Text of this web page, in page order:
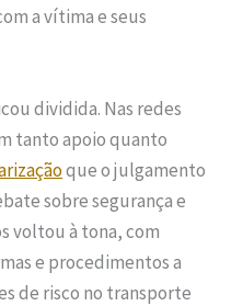
a vítima e seus
dividida. Nas redes
tanto apoio quanto
que o julgamento
sobre segurança e
voltou à tona, com
e procedimentos a
de risco no transporte